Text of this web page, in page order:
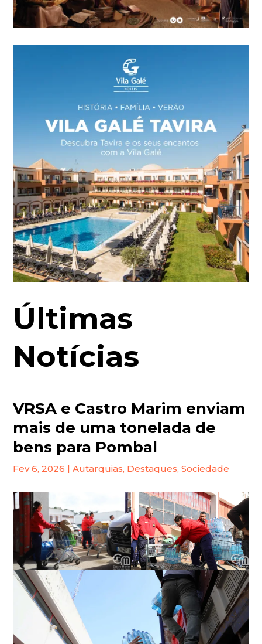
Últimas
Notícias
VRSA e Castro Marim enviam
mais de uma tonelada de
bens para Pombal
Fev 6, 2026 |Autarquias, Destaques,Sociedade